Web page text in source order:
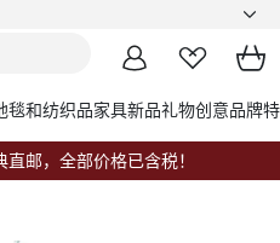
毯和纺织品家具新品礼物创意品牌
邮，全部价格已含税！